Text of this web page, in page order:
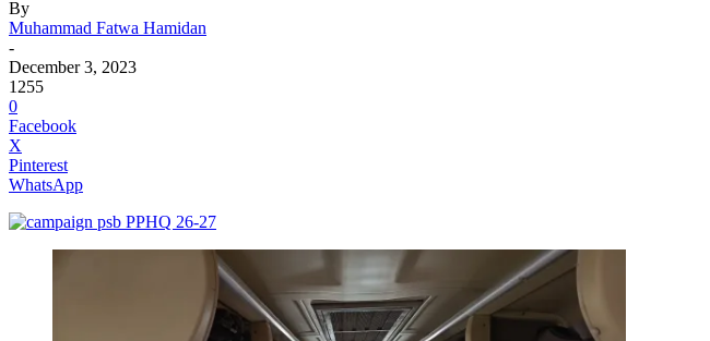
By
Muhammad Fatwa Hamidan
-
December 3, 2023
1255
0
Facebook
X
Pinterest
WhatsApp